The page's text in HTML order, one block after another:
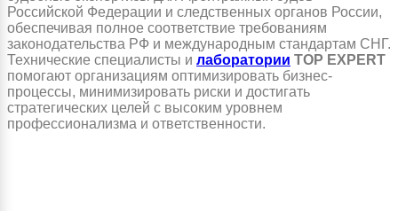
Российской Федерации и следственных органов России,
обеспечивая полное соответствие требованиям
законодательства РФ и международным стандартам СНГ.
Технические специалисты и лаборатории TOP EXPERT
помогают организациям оптимизировать бизнес-
процессы, минимизировать риски и достигать
стратегических целей с высоким уровнем
профессионализма и ответственности.